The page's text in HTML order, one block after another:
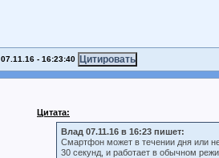
07.11.16 - 16:23:40
Цитата:
Влад 07.11.16 в 16:23 пишет:
Смартфон может в течении дня или
30 секунд, и работает в обычном